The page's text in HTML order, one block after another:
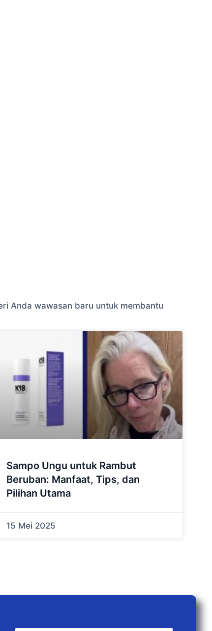
Anda wawasan baru untuk membantu
Sampo Ungu untuk Rambut
Beruban: Manfaat, Tips, dan
Pilihan Utama
15 Mei 2025